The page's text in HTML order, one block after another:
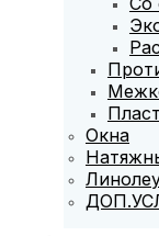
Окна